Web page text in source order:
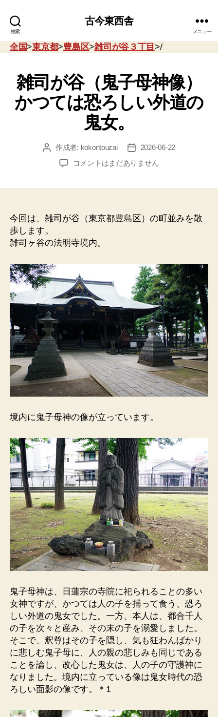
検索
古今東西舎
メニュー
全国>東京都>豊島区>雑司が谷３丁目>/
雑司が谷（鬼子母神像）
かつては恐ろしい外道の
鬼女。
投 作成者: kokontouzai
投
稿
日
2026-06-22
雑
子
神
像）
て
は
恐
外
道
の
鬼
女。
へ
コメントはまだありません
今回は、雑司が谷（東京都豊島区）の町並みを散
歩します。
雑司ヶ谷の法明寺境内。
境内に鬼子母神の像が立っています。
鬼子母神は、日蓮宗の寺院に祀られることの多い
女神ですが、かつては人の子を捕って食う、恐ろ
しい外道の鬼女でした。一方、本人は、都合千人
の子を次々と産み、その末の子を溺愛しました。
そこで、釈尊はその子を隠し、気も狂わんばかり
に悲しむ鬼子母に、人の親の悲しみも同じである
ことを論し、改心した鬼女は、人の子の守護神に
なりました。境内に立っている像は鬼女時代の恐
ろしい面影の像です。＊1